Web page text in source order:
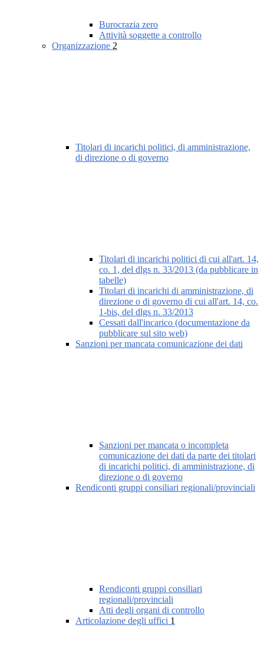
Burocrazia zero
Attività soggette a controllo
Organizzazione 2
Titolari di incarichi politici, di amministrazione,
di direzione o di governo
Titolari di incarichi politici di cui all'art. 14,
co. 1, del dlgs n. 33/2013 (da pubblicare in
tabelle)
Titolari di incarichi di amministrazione, di
direzione o di governo di cui all'art. 14, co.
1-bis, del dlgs n. 33/2013
Cessati dall'incarico (documentazione da
pubblicare sul sito web)
Sanzioni per mancata comunicazione dei dati
Sanzioni per mancata o incompleta
comunicazione dei dati da parte dei titolari
di incarichi politici, di amministrazione, di
direzione o di governo
Rendiconti gruppi consiliari regionali/provinciali
Rendiconti gruppi consiliari
regionali/provinciali
Atti degli organi di controllo
Articolazione degli uffici 1